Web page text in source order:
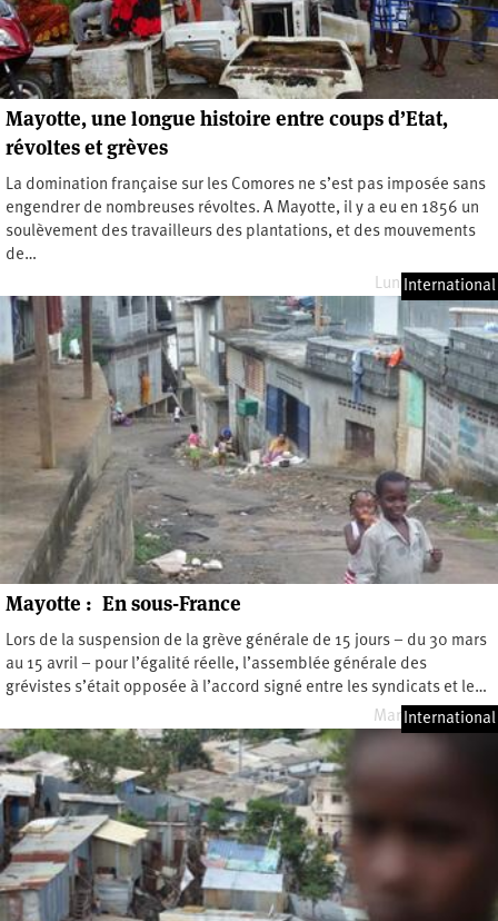
Mayotte, une longue histoire entre coups d’Etat,
révoltes et grèves
La domination française sur les Comores ne s’est pas imposée sans
engendrer de nombreuses révoltes. A Mayotte, il y a eu en 1856 un
soulèvement des travailleurs des plantations, et des mouvements
de…
Lundi 9 mai 2016
International
Mayotte : En sous-France
Lors de la suspension de la grève générale de 15 jours – du 30 mars
au 15 avril – pour l’égalité réelle, l’assemblée générale des
grévistes s’était opposée à l’accord signé entre les syndicats et le…
Mardi 3 mai 2016
International